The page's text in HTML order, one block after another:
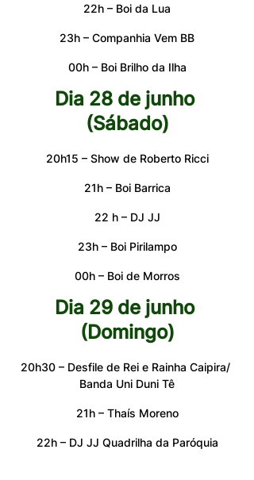
22h – Boi da Lua
23h – Companhia Vem BB
00h – Boi Brilho da Ilha
Dia 28 de junho
(Sábado)
20h15 – Show de Roberto Ricci
21h – Boi Barrica
22 h – DJ JJ
23h – Boi Pirilampo
00h – Boi de Morros
Dia 29 de junho
(Domingo)
20h30 – Desfile de Rei e Rainha Caipira/
Banda Uni Duni Tê
21h – Thaís Moreno
22h – DJ JJ Quadrilha da Paróquia